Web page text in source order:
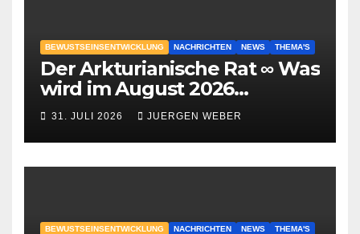
BEWUSTSEINSENTWICKLUNG NACHRICHTEN NEWS THEMA'S
Der Arkturianische Rat ∞ Was
wird im August 2026
geschehen?
31. JULI 2026 JUERGEN WEBER
BEWUSTSEINSENTWICKLUNG NACHRICHTEN NEWS THEMA'S